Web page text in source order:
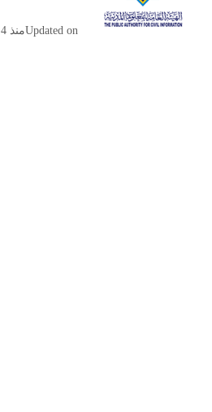
Updated onمنذ 4 أشهر